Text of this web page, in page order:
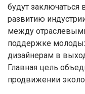
будут заключаться
развитию
между
поддержке
дизайнерам в
Главная цель
продвижении